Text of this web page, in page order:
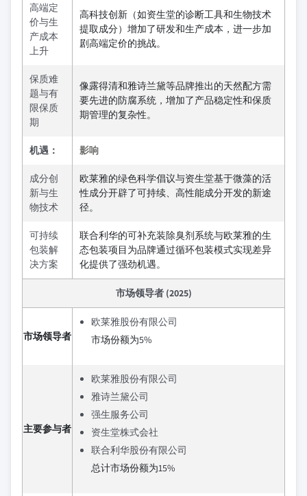
高端定
价与生
产成本
上升
高科技创新（如资生堂的诊断工具和生物技术
提取成分）增加了研发和生产成本，进一步加
剧高端定价的挑战。
保质难
题与有
限保质
期
像露得清和雅诗兰黛等品牌推出的天然配方需
要先进的防腐系统，增加了产品稳定性和保质
期管理的复杂性。
机遇： 影响
成分创
新与生
物技术
欧莱雅的绿色科学倡议与资生堂基于微藻的活
性成分开辟了可持续、高性能成分开发的新途
径。
可持续
包装解
决方案
联合利华的可补充装除臭剂系统与欧莱雅的生
态包装项目为品牌通过循环包装模式实现差异
化提供了强劲机遇。
市场领导者 (2025)
市场领导者
欧莱雅股份有限公司
市场份额为5%
主要参与者
欧莱雅股份有限公司
雅诗兰黛公司
强生服务公司
资生堂株式会社
联合利华股份有限公司
总计市场份额为15%